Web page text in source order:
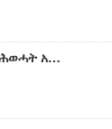
በትግራይ የሚገኙ የእርዳታ ሰራተኞች የሕወሓት አመራሮችን ለማስመለጥ ሲሞክሩ በቁጥጥር ስር ዋሉ